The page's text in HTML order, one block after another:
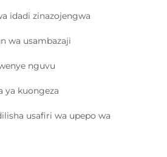
idadi zinazojengwa
wa usambazaji
nguvu
ya kuongeza
usafiri wa upepo wa